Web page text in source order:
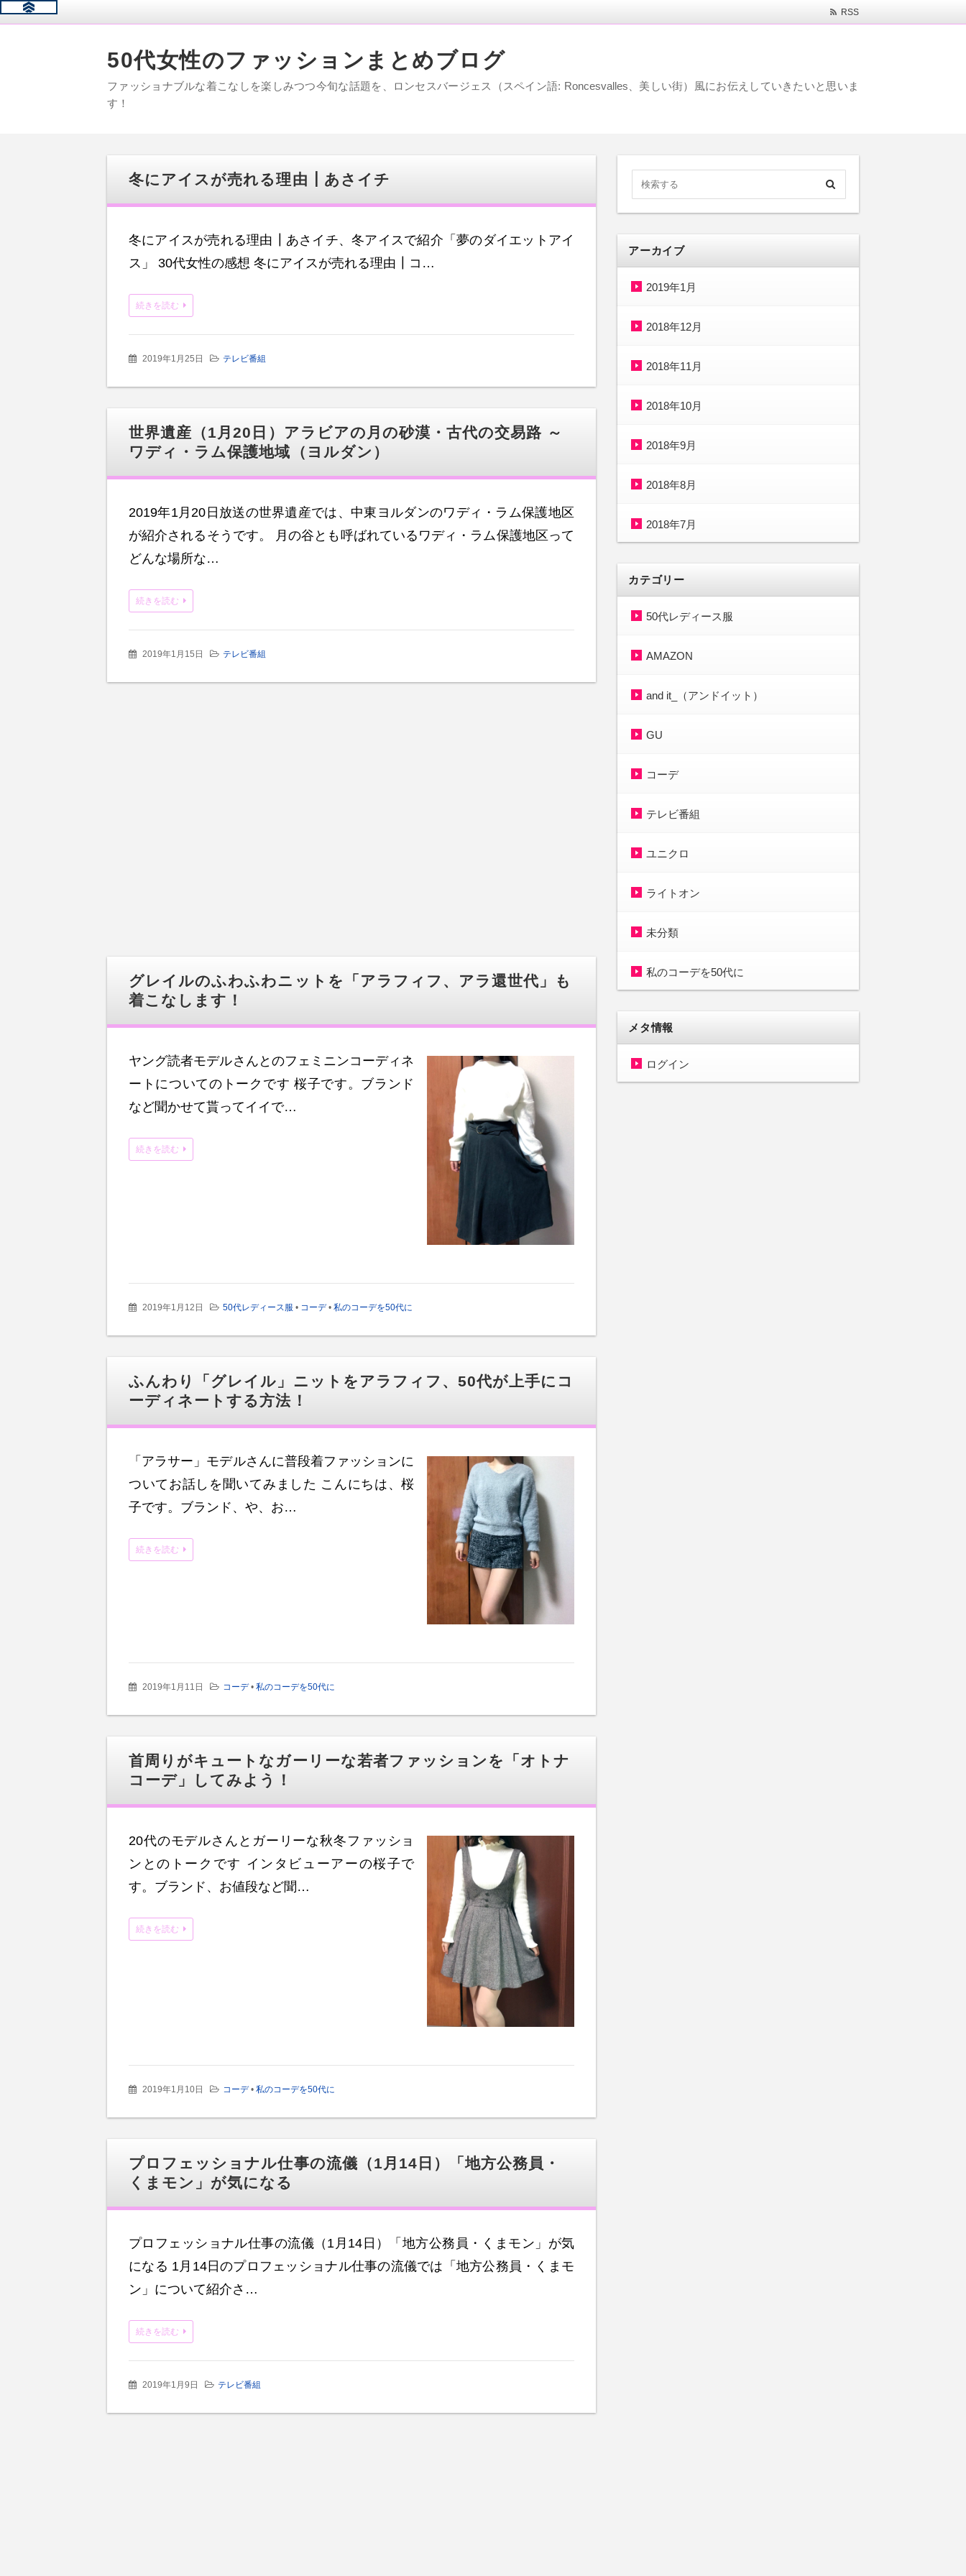
RSS
50代女性のファッションまとめブログ
ファッショナブルな着こなしを楽しみつつ今旬な話題を、ロンセスバージェス（スペイン語: Roncesvalles、美しい街）風にお伝えしていきたいと思いま
す！
冬にアイスが売れる理由┃あさイチ
冬にアイスが売れる理由┃あさイチ、冬アイスで紹介「夢のダイエットアイ
ス」 30代女性の感想 冬にアイスが売れる理由┃コ…
続きを読む
2019年1月25日 テレビ番組
世界遺産（1月20日）アラビアの月の砂漠・古代の交易路 ～
ワディ・ラム保護地域（ヨルダン）
2019年1月20日放送の世界遺産では、中東ヨルダンのワディ・ラム保護地区
が紹介されるそうです。 月の谷とも呼ばれているワディ・ラム保護地区って
どんな場所な…
続きを読む
2019年1月15日 テレビ番組
グレイルのふわふわニットを「アラフィフ、アラ還世代」も
着こなします！
ヤング読者モデルさんとのフェミニンコーディネ
ートについてのトークです 桜子です。ブランド
など聞かせて貰ってイイで…
続きを読む
2019年1月12日 50代レディース服 • コーデ• 私のコーデを50代に
ふんわり「グレイル」ニットをアラフィフ、50代が上手にコ
ーディネートする方法！
「アラサー」モデルさんに普段着ファッションに
ついてお話しを聞いてみました こんにちは、桜
子です。ブランド、や、お…
続きを読む
2019年1月11日 コーデ• 私のコーデを50代に
首周りがキュートなガーリーな若者ファッションを「オトナ
コーデ」してみよう！
20代のモデルさんとガーリーな秋冬ファッショ
ンとのトークです インタビューアーの桜子で
す。ブランド、お値段など聞…
続きを読む
2019年1月10日 コーデ• 私のコーデを50代に
プロフェッショナル仕事の流儀（1月14日）「地方公務員・
くまモン」が気になる
プロフェッショナル仕事の流儀（1月14日）「地方公務員・くまモン」が気
になる 1月14日のプロフェッショナル仕事の流儀では「地方公務員・くまモ
ン」について紹介さ…
続きを読む
2019年1月9日 テレビ番組
アーカイブ
2019年1月
2018年12月
2018年11月
2018年10月
2018年9月
2018年8月
2018年7月
カテゴリー
50代レディース服
AMAZON
and it_（アンドイット）
GU
コーデ
テレビ番組
ユニクロ
ライトオン
未分類
私のコーデを50代に
メタ情報
ログイン